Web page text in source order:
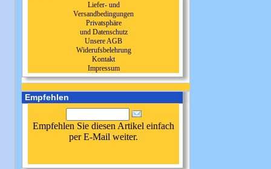
Liefer- und
Versandbedingungen
Privatsphäre
und Datenschutz
Unsere AGB
Widerufsbelehrung
Kontakt
Impressum
Empfehlen
Empfehlen Sie diesen Artikel einfach
per E-Mail weiter.